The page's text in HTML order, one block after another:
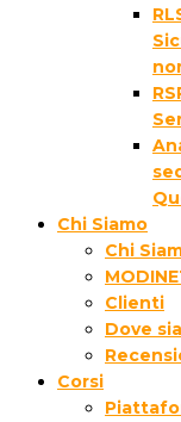
Chi Siamo
Chi
Clienti
Dove
Corsi